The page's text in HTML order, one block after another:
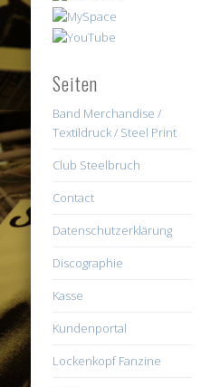
Seiten
Band Merchandise /
Textildruck / Steel Print
Club Steelbruch
Contact
Datenschutzerklärung
Discographie
Kasse
Kundenportal
Lockenkopf Fanzine